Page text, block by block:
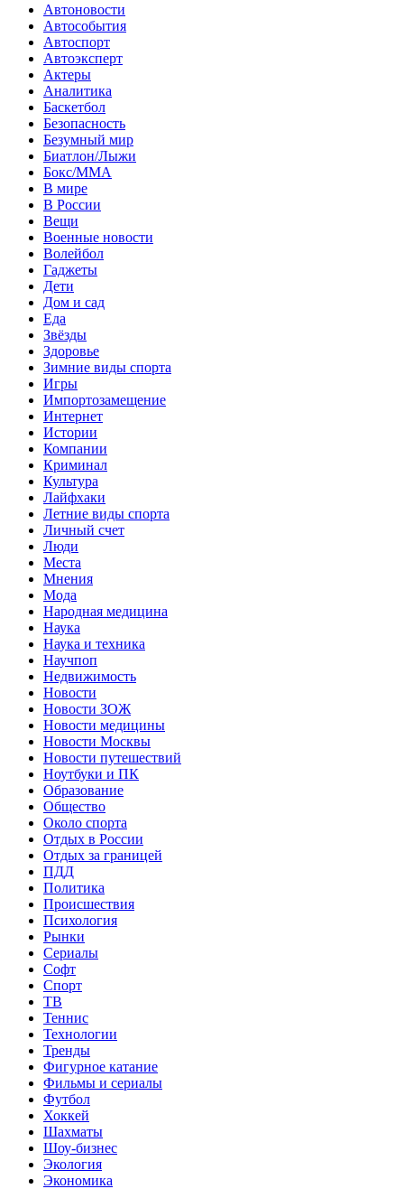
Автоновости
Автособытия
Автоспорт
Автоэксперт
Актеры
Аналитика
Баскетбол
Безопасность
Безумный мир
Биатлон/Лыжи
Бокс/MMA
В мире
В России
Вещи
Военные новости
Волейбол
Гаджеты
Дети
Дом и сад
Еда
Звёзды
Здоровье
Зимние виды спорта
Игры
Импортозамещение
Интернет
Истории
Компании
Криминал
Культура
Лайфхаки
Летние виды спорта
Личный счет
Люди
Места
Мнения
Мода
Народная медицина
Наука
Наука и техника
Научпоп
Недвижимость
Новости
Новости ЗОЖ
Новости медицины
Новости Москвы
Новости путешествий
Ноутбуки и ПК
Образование
Общество
Около спорта
Отдых в России
Отдых за границей
ПДД
Политика
Происшествия
Психология
Рынки
Сериалы
Софт
Спорт
ТВ
Теннис
Технологии
Тренды
Фигурное катание
Фильмы и сериалы
Футбол
Хоккей
Шахматы
Шоу-бизнес
Экология
Экономика